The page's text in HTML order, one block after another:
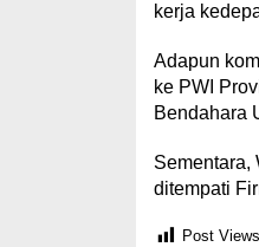
kerja
Adapun
ke PWI
Bendahara
Sementara,
ditempati
Post